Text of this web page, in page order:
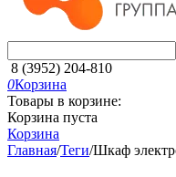
8 (3952) 204-810
0Корзина
Товары в корзине:
Корзина пуста
Корзина
Главная/Теги/Шкаф